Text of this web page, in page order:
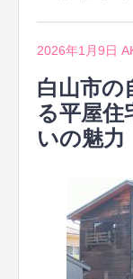
2026年1月9日
白山市の
る平屋住
いの魅力